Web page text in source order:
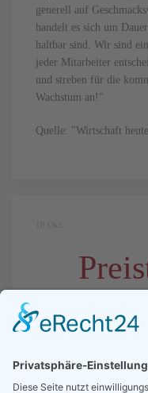
generell auf
handelt es sich um
haltbar sind. Wir sind
jeder Mitarbeiter
und streben für die
Wachstum an!"
Quelle: "Wirtschaft